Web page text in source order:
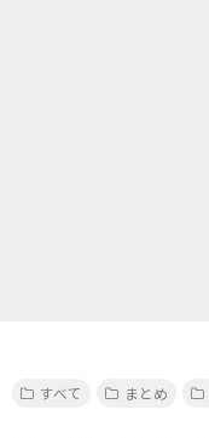
すべて
まとめ